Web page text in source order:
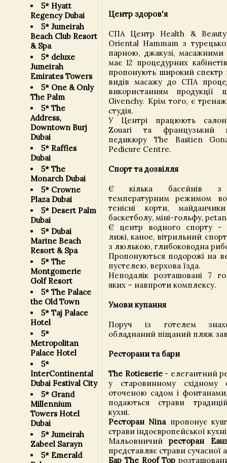
5* Hyatt
Regency Dubai
5* Jumeirah
Beach Club Resort
& Spa
5* deluxe
Jumeirah
Emirates Towers
5* One & Only
The Palm
5* The
Address,
Downtown Burj
Dubai
5* Raffles
Dubai
5* The
Monarch Dubai
5* Crowne
Plaza Dubai
5* Desert Palm
Dubai
5* Dubai
Marine Beach
Resort & Spa
5* The
Montgomerie
Golf Resort
5* The Palace
the Old Town
5* Taj Palace
Hotel
5*
Metropolitan
Palace Hotel
5*
InterContinental
Dubai Festival City
5* Grand
Millennium
Towers Hotel
Dubai
5* Jumeirah
Zabeel Sarayn
5* Emerald
Центр здоров'я
СПА Центр Health &
Oriental Hammam з
парною, джакузі, масажними
має 12 процедурних
пропонують широкий спектр
видів масажу до СПА
використанням продукції
Givenchy. Крім того, є
студія.
У Центрі працюють салон
Zouari та французький
педикюру The Bastien
Pedicure Centre.
Спорт та дозвілля
Є кілька басейнів з
температурним режимом
тенісні корти,
баскетболу, міні-гольфу,
Є центр водного спорту -
лижі, каное, вітрильний
з люлькою, глибоководна
Пропонуються подорожі на
пустелею, верхова їзда.
Неподалік розташовані 7
яких – навпроти комплексу.
Умови купання
Поруч із готелем
обладнаний піщаний пляж
Ресторани та бари
The Rotieserie- елегантний
у старовинному східному
оточеною садом і
подаються страви
кухні.
Ресторан Ninaпропонує
страви індоєвропейської
Мальовничийресторан
представляє страви сучасної
Бар The Roof Top